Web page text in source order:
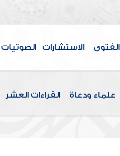
الفتوى الاستشارات الصوتيات
علماء ودعاة القراءات العشر